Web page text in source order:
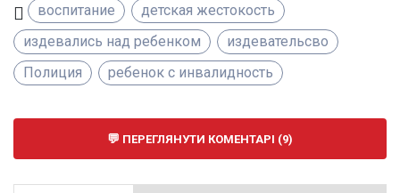
воспитание
детская жестокость
издевались над ребенком
издевательсво
Полиция
ребенок с инвалидность
ПЕРЕГЛЯНУТИ КОМЕНТАРІ (9)